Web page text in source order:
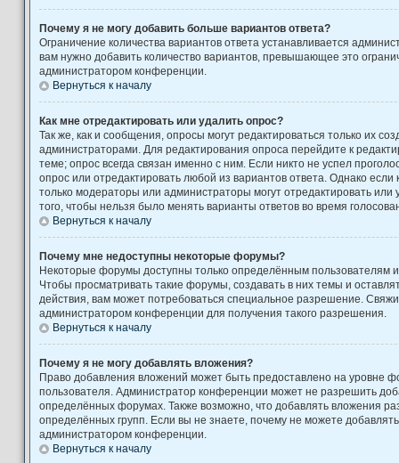
Почему я не могу добавить больше вариантов ответа?
Ограничение количества вариантов ответа устанавливается
вам нужно добавить количество вариантов, превышающее это
администратором конференции.
Вернуться к началу
Как мне отредактировать или удалить опрос?
Так же, как и сообщения, опросы могут редактироваться только их
администраторами. Для редактирования опроса перейдите к
теме; опрос всегда связан именно с ним. Если никто не успел
опрос или отредактировать любой из вариантов ответа. Однако если
только модераторы или администраторы могут отредактировать или
того, чтобы нельзя было менять варианты ответов во время
Вернуться к началу
Почему мне недоступны некоторые форумы?
Некоторые форумы доступны только определённым пользователям
Чтобы просматривать такие форумы, создавать в них темы и
действия, вам может потребоваться специальное разрешение.
администратором конференции для получения такого разрешения.
Вернуться к началу
Почему я не могу добавлять вложения?
Право добавления вложений может быть предоставлено на уровне
пользователя. Администратор конференции может не разрешить
определённых форумах. Также возможно, что добавлять вложения
определённых групп. Если вы не знаете, почему не можете
администратором конференции.
Вернуться к началу